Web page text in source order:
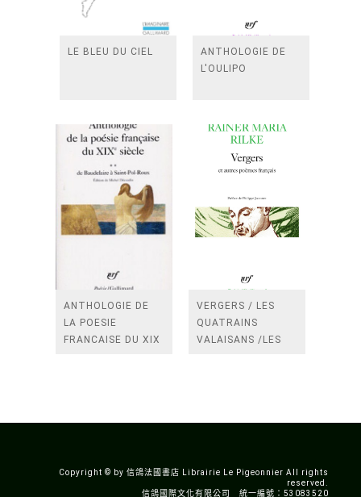
LE BLEU DU CIEL
ANTHOLOGIE DE
L'OULIPO
ANTHOLOGIE DE
LA POESIE
FRANCAISE DU XIX
VERGERS / LES
QUATRAINS
VALAISANS /LES
Copyright © by 信鴿法國書店 Librairie Le Pigeonnier All rights
reserved.
信鴿國際文化有限公司 統一編號：53083520